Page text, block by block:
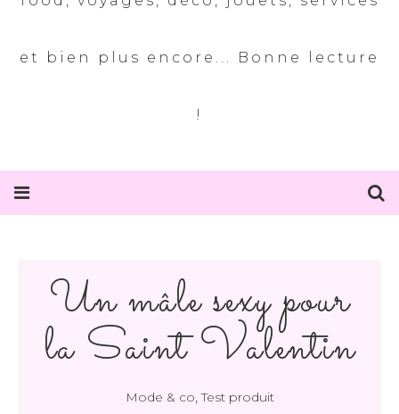
et bien plus encore... Bonne lecture
!
Un mâle sexy pour
la Saint Valentin
Mode & co,Test produit